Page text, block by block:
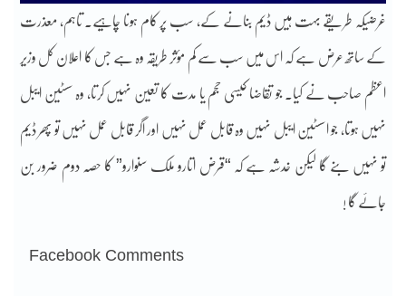
غرضیکہ طریقے بہت ہیں ڈیم بنانے کے، سب پر کام ہونا چاہیے۔ تاہم، معذرت
کے ساتھ عرض ہے کہ اس میں سب سے کم مؤثر طریقہ وہ ہے جس کا اعلان کل وزیر
اعظم صاحب نے کیا۔ جو تقاضا کیسی حجم یا مدت کا تعین نہیں کرتا، وہ سسٹین ایبل
نہیں ہوتا، جو اسسٹین ایبل نہیں وہ قابل عمل نہیں اور اگر قابل عمل نہیں تو پھر ڈیم
تو نہیں بنے گا لیکن خدشہ ہے کہ “قرض اتارو ملک سنوارو” کا حصہ دوم ضرور بن
جائے گا !
Facebook Comments